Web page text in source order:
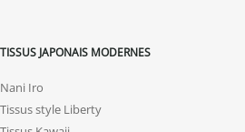
TISSUS JAPONAIS MODERNES
Nani Iro
Tissus style Liberty